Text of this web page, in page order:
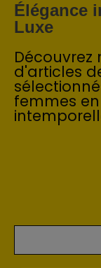
Élégance
Luxe
Découvrez
d'articles
femmes